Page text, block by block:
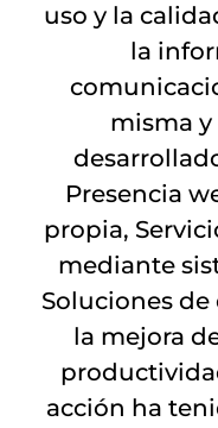
uso y la
la
misma y
Presencia
propia,
mediante
Soluciones
la mejora
acción ha